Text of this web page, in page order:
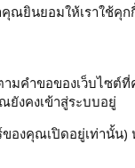
ณยินยอมให้เราใช้คุก
มคำขอของเว็บไซ
ยังคงเข้าสู่ระบบอยู่
องคุณเปิดอยู่เท่านั้น